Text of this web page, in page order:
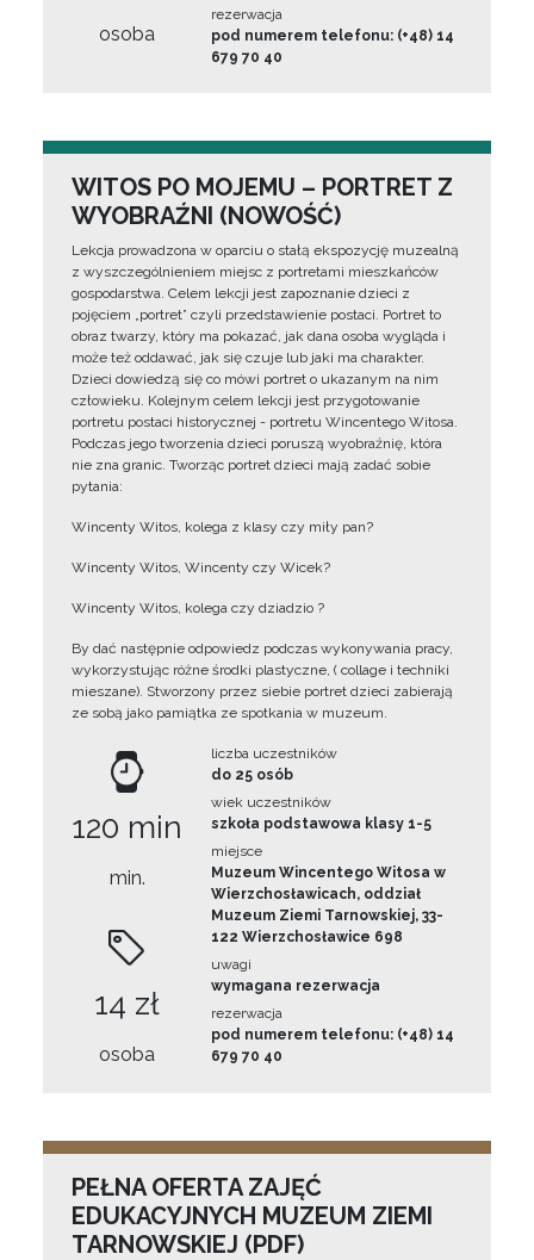
osoba
rezerwacja
pod numerem telefonu: (+48) 14
679 70 40
WITOS PO MOJEMU – PORTRET Z
WYOBRAŹNI (NOWOŚĆ)
Lekcja prowadzona w oparciu o stałą ekspozycję muzealną
z wyszczególnieniem miejsc z portretami mieszkańców
gospodarstwa. Celem lekcji jest zapoznanie dzieci z
pojęciem „portret” czyli przedstawienie postaci. Portret to
obraz twarzy, który ma pokazać, jak dana osoba wygląda i
może też oddawać, jak się czuje lub jaki ma charakter.
Dzieci dowiedzą się co mówi portret o ukazanym na nim
człowieku. Kolejnym celem lekcji jest przygotowanie
portretu postaci historycznej - portretu Wincentego Witosa.
Podczas jego tworzenia dzieci poruszą wyobraźnię, która
nie zna granic. Tworząc portret dzieci mają zadać sobie
pytania:
Wincenty Witos, kolega z klasy czy miły pan?
Wincenty Witos, Wincenty czy Wicek?
Wincenty Witos, kolega czy dziadzio ?
By dać następnie odpowiedz podczas wykonywania pracy,
wykorzystując różne środki plastyczne, ( collage i techniki
mieszane). Stworzony przez siebie portret dzieci zabierają
ze sobą jako pamiątka ze spotkania w muzeum.
120 min
min.
14 zł
osoba
liczba uczestników
do 25 osób
wiek uczestników
szkoła podstawowa klasy 1-5
miejsce
Muzeum Wincentego Witosa w
Wierzchosławicach, oddział
Muzeum Ziemi Tarnowskiej, 33-
122 Wierzchosławice 698
uwagi
wymagana rezerwacja
rezerwacja
pod numerem telefonu: (+48) 14
679 70 40
PEŁNA OFERTA ZAJĘĆ
EDUKACYJNYCH MUZEUM ZIEMI
TARNOWSKIEJ (PDF)